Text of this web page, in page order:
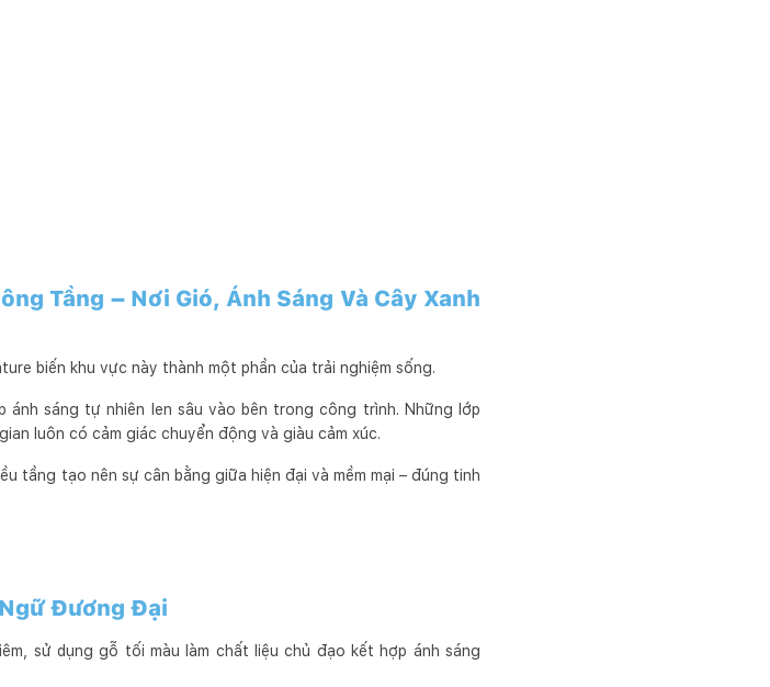
Tầng – Nơi Gió, Ánh Sáng Và Cây Xanh
biến khu vực này thành một phần của trải nghiệm sống.
sáng tự nhiên len sâu vào bên trong công trình. Những lớp
luôn có cảm giác chuyển động và giàu cảm xúc.
tầng tạo nên sự cân bằng giữa hiện đại và mềm mại – đúng tinh
Đương Đại
sử dụng gỗ tối màu làm chất liệu chủ đạo kết hợp ánh sáng